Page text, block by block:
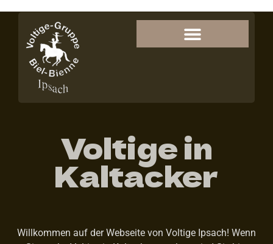
Voltige in
Kaltacker
Willkommen auf der Webseite von Voltige Ipsach! Wenn